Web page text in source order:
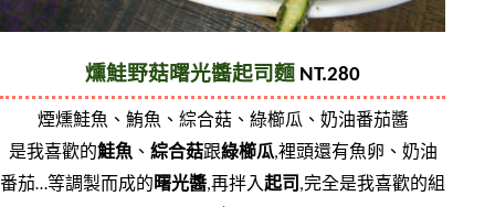
燻鮭野菇曙光醬起司麵 NT.280
煙燻鮭魚、鮪魚、綜合菇、綠櫛瓜、奶油番茄醬
是我喜歡的鮭魚、 綜合菇跟綠櫛瓜,裡頭還有魚卵、奶油
番茄…等調製而成的曙光醬,再拌入起司 ,完全是我喜歡的組